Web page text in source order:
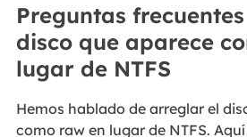
Preguntas
disco que aparece
lugar de NTFS
Hemos hablado de arreglar el
como raw en lugar de NTFS.